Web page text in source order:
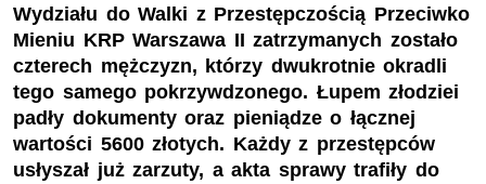
Wydziału do Walki z Przestępczością Przeciwko
Mieniu KRP Warszawa II zatrzymanych zostało
czterech mężczyzn, którzy dwukrotnie okradli
tego samego pokrzywdzonego. Łupem złodziei
padły dokumenty oraz pieniądze o łącznej
wartości 5600 złotych. Każdy z przestępców
usłyszał już zarzuty, a akta sprawy trafiły do